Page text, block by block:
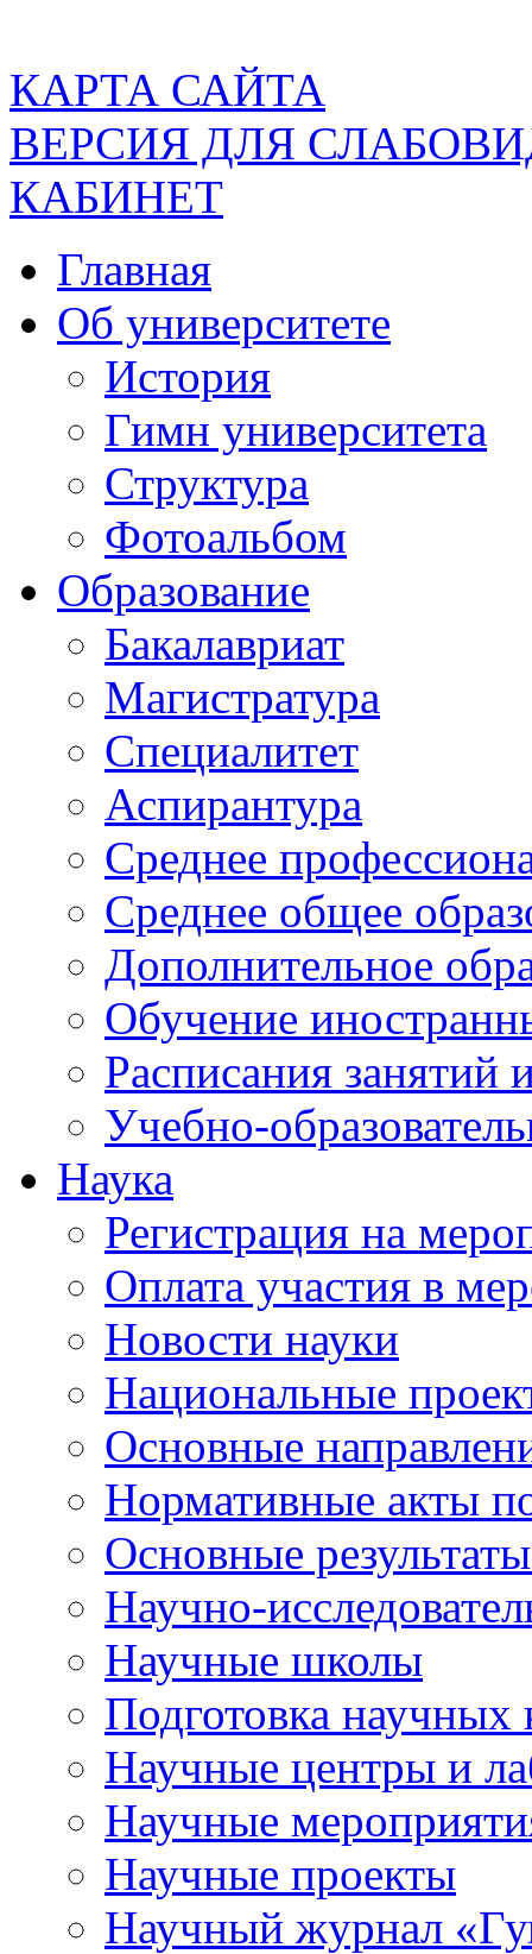
КАРТА САЙТА
ВЕРСИЯ ДЛЯ
КАБИНЕТ
Главная
Об университете
История
Гимн университета
Структура
Фотоальбом
Образование
Бакалавриат
Магистратура
Специалитет
Аспирантура
Среднее
Среднее общее
Дополнительное
Обучение
Расписания занятий
Учебно-
Наука
Регистрация на
Оплата участия в
Новости науки
Национальные
Основные
Нормативные акты
Основные
Научно-
Научные школы
Подготовка научных
Научные центры и
Научные
Научные проекты
Научный журнал «